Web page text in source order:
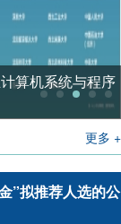
算机系统与程序
更多 +
”拟推荐人选的公